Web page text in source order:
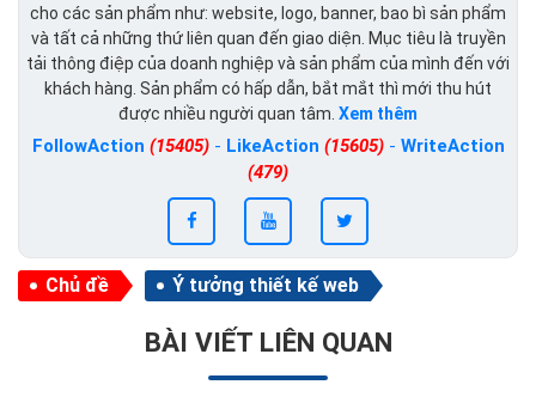
cho các sản phẩm như: website, logo, banner, bao bì sản phẩm
và tất cả những thứ liên quan đến giao diện. Mục tiêu là truyền
tải thông điệp của doanh nghiệp và sản phẩm của mình đến với
khách hàng. Sản phẩm có hấp dẫn, bắt mắt thì mới thu hút
được nhiều người quan tâm. Xem thêm
FollowAction (15405)- LikeAction (15605)- WriteAction
(479)
Chủ đề Ý tưởng thiết kế web
BÀI VIẾT LIÊN QUAN